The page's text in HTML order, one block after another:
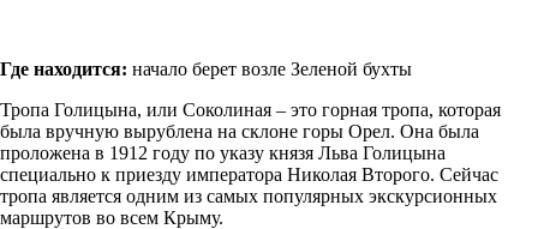
Где находится: начало берет возле Зеленой бухты
Тропа Голицына, или Соколиная – это горная тропа, которая
была вручную вырублена на склоне горы Орел. Она была
проложена в 1912 году по указу князя Льва Голицына
специально к приезду императора Николая Второго. Сейчас
тропа является одним из самых популярных экскурсионных
маршрутов во всем Крыму.